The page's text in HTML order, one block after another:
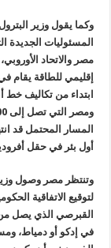
وكما يقول وزير
المسئوليات الجديدة
مصر والاتحاد
إقليمي للطاقة يقام
ابتداء من تكاليف خط
المسار المحتمل قد
أول بئر في حقل
وتنتظر مصر وصول
لتوقيع الاتفاقية
القبرصي الذي يصل
في إدكو أو دمياط،